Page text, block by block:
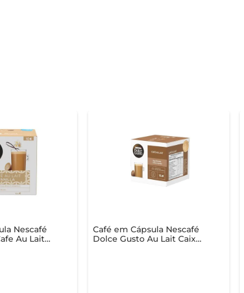
Nescafé
Au Lait
Café em Cápsula Nescafé
Dolce Gusto Au Lait Caixa